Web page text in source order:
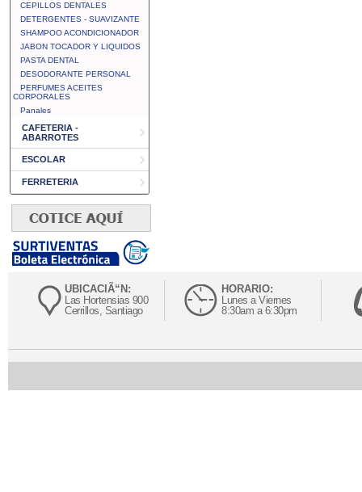
CEPILLOS DENTALES
DETERGENTES - SUAVIZANTE
SHAMPOO ACONDICIONADOR
JABON TOCADOR Y LIQUIDOS
PASTA DENTAL
DESODORANTE PERSONAL
PERFUMES ACEITES
CORPORALES
Panales
CAFETERIA -
ABARROTES
ESCOLAR
FERRETERIA
UBICACIÃ“N:
Las Hortensias 900
Cerrillos, Santiago
HORARIO:
Lunes a Viernes
8:30am a 6:30pm